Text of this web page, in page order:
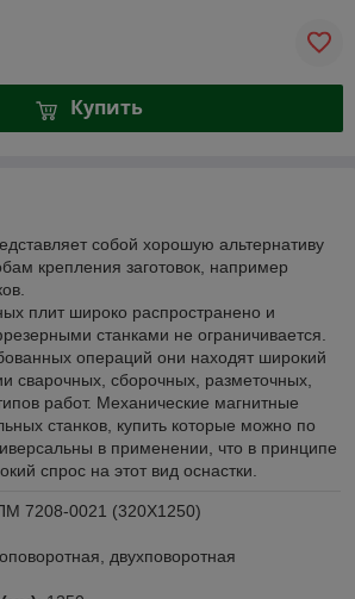
Купить
собой хорошую альтернативу
крепления заготовок, например
плит широко распространено и
станками не ограничивается.
операций они находят широкий
сварочных, сборочных, разметочных,
работ. Механические магнитные
станков, купить которые можно по
в применении, что в принципе
спрос на этот вид оснастки.
двухповоротная